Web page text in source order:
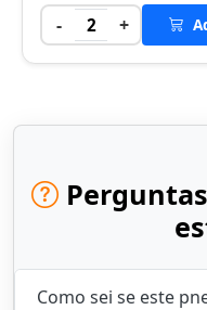
- 2 +
Como sei se este